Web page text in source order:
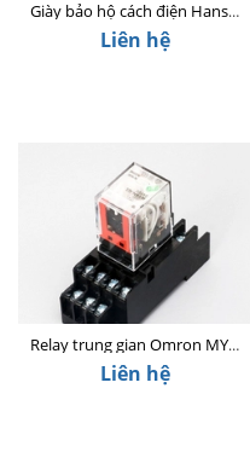
Giày bảo hộ cách điện Hans HS-77 DAVINCH 4 Insulation
Liên hệ
Relay trung gian Omron MY4N-GS DC24 (14 chân dẹp nhỏ)
Liên hệ